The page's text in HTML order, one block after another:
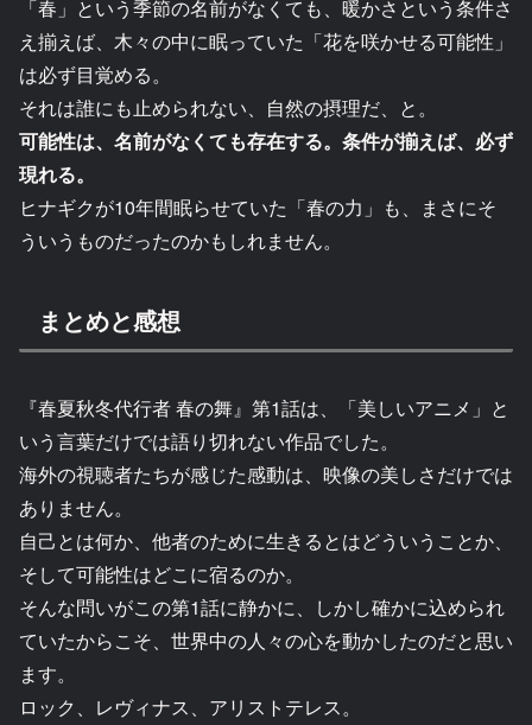
「春」という季節の名前がなくても、暖かさという条件さ
え揃えば、木々の中に眠っていた「花を咲かせる可能性」
は必ず目覚める。
それは誰にも止められない、自然の摂理だ、と。
可能性は、名前がなくても存在する。条件が揃えば、必ず
現れる。
ヒナギクが10年間眠らせていた「春の力」も、まさにそ
ういうものだったのかもしれません。
まとめと感想
『春夏秋冬代行者 春の舞』第1話は、「美しいアニメ」と
いう言葉だけでは語り切れない作品でした。
海外の視聴者たちが感じた感動は、映像の美しさだけでは
ありません。
自己とは何か、他者のために生きるとはどういうことか、
そして可能性はどこに宿るのか。
そんな問いがこの第1話に静かに、しかし確かに込められ
ていたからこそ、世界中の人々の心を動かしたのだと思い
ます。
ロック、レヴィナス、アリストテレス。